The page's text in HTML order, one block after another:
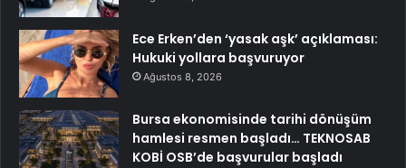
Ece Erken’den ‘yasak aşk’ açıklaması:
Hukuki yollara başvuruyor
Ağustos 8, 2026
Bursa ekonomisinde tarihi dönüşüm
hamlesi resmen başladı… TEKNOSAB
KOBİ OSB’de başvurular başladı